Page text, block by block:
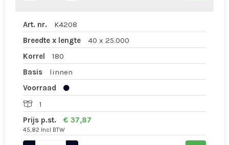
Art. nr.
K4208
Breedte x lengte
40 x 25.000
Korrel
180
Basis
linnen
Voorraad
1
Prijs p.st.
€ 37,87
45,82 Incl BTW